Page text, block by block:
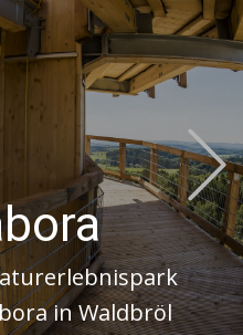
Waldbröl